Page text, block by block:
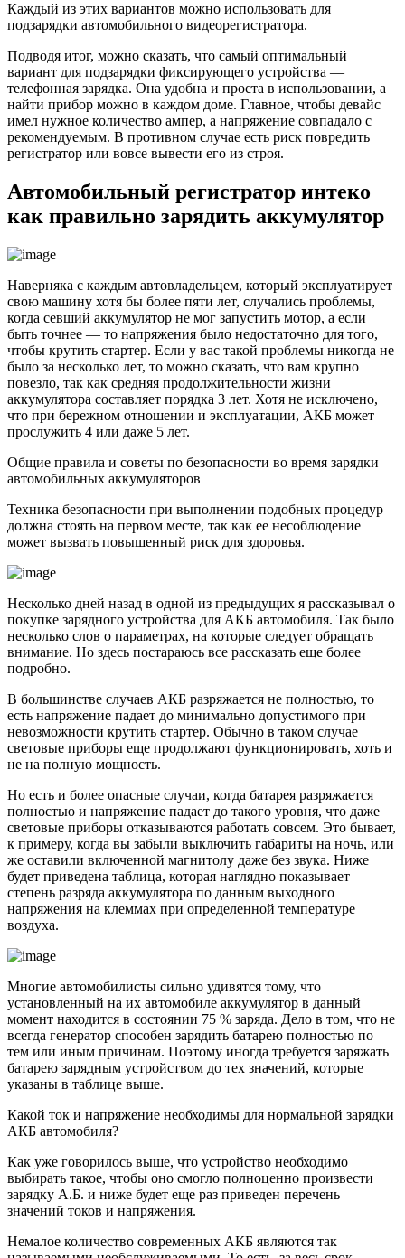
Каждый из этих вариантов можно использовать для
подзарядки автомобильного видеорегистратора.
Подводя итог, можно сказать, что самый оптимальный
вариант для подзарядки фиксирующего устройства —
телефонная зарядка. Она удобна и проста в использовании, а
найти прибор можно в каждом доме. Главное, чтобы девайс
имел нужное количество ампер, а напряжение совпадало с
рекомендуемым. В противном случае есть риск повредить
регистратор или вовсе вывести его из строя.
Автомобильный регистратор интеко
как правильно зарядить аккумулятор
Наверняка с каждым автовладельцем, который эксплуатирует
свою машину хотя бы более пяти лет, случались проблемы,
когда севший аккумулятор не мог запустить мотор, а если
быть точнее — то напряжения было недостаточно для того,
чтобы крутить стартер. Если у вас такой проблемы никогда не
было за несколько лет, то можно сказать, что вам крупно
повезло, так как средняя продолжительности жизни
аккумулятора составляет порядка 3 лет. Хотя не исключено,
что при бережном отношении и эксплуатации, АКБ может
прослужить 4 или даже 5 лет.
Общие правила и советы по безопасности во время зарядки
автомобильных аккумуляторов
Техника безопасности при выполнении подобных процедур
должна стоять на первом месте, так как ее несоблюдение
может вызвать повышенный риск для здоровья.
Несколько дней назад в одной из предыдущих я рассказывал о
покупке зарядного устройства для АКБ автомобиля. Так было
несколько слов о параметрах, на которые следует обращать
внимание. Но здесь постараюсь все рассказать еще более
подробно.
В большинстве случаев АКБ разряжается не полностью, то
есть напряжение падает до минимально допустимого при
невозможности крутить стартер. Обычно в таком случае
световые приборы еще продолжают функционировать, хоть и
не на полную мощность.
Но есть и более опасные случаи, когда батарея разряжается
полностью и напряжение падает до такого уровня, что даже
световые приборы отказываются работать совсем. Это бывает,
к примеру, когда вы забыли выключить габариты на ночь, или
же оставили включенной магнитолу даже без звука. Ниже
будет приведена таблица, которая наглядно показывает
степень разряда аккумулятора по данным выходного
напряжения на клеммах при определенной температуре
воздуха.
Многие автомобилисты сильно удивятся тому, что
установленный на их автомобиле аккумулятор в данный
момент находится в состоянии 75 % заряда. Дело в том, что не
всегда генератор способен зарядить батарею полностью по
тем или иным причинам. Поэтому иногда требуется заряжать
батарею зарядным устройством до тех значений, которые
указаны в таблице выше.
Какой ток и напряжение необходимы для нормальной зарядки
АКБ автомобиля?
Как уже говорилось выше, что устройство необходимо
выбирать такое, чтобы оно смогло полноценно произвести
зарядку А.Б. и ниже будет еще раз приведен перечень
значений токов и напряжения.
Немалое количество современных АКБ являются так